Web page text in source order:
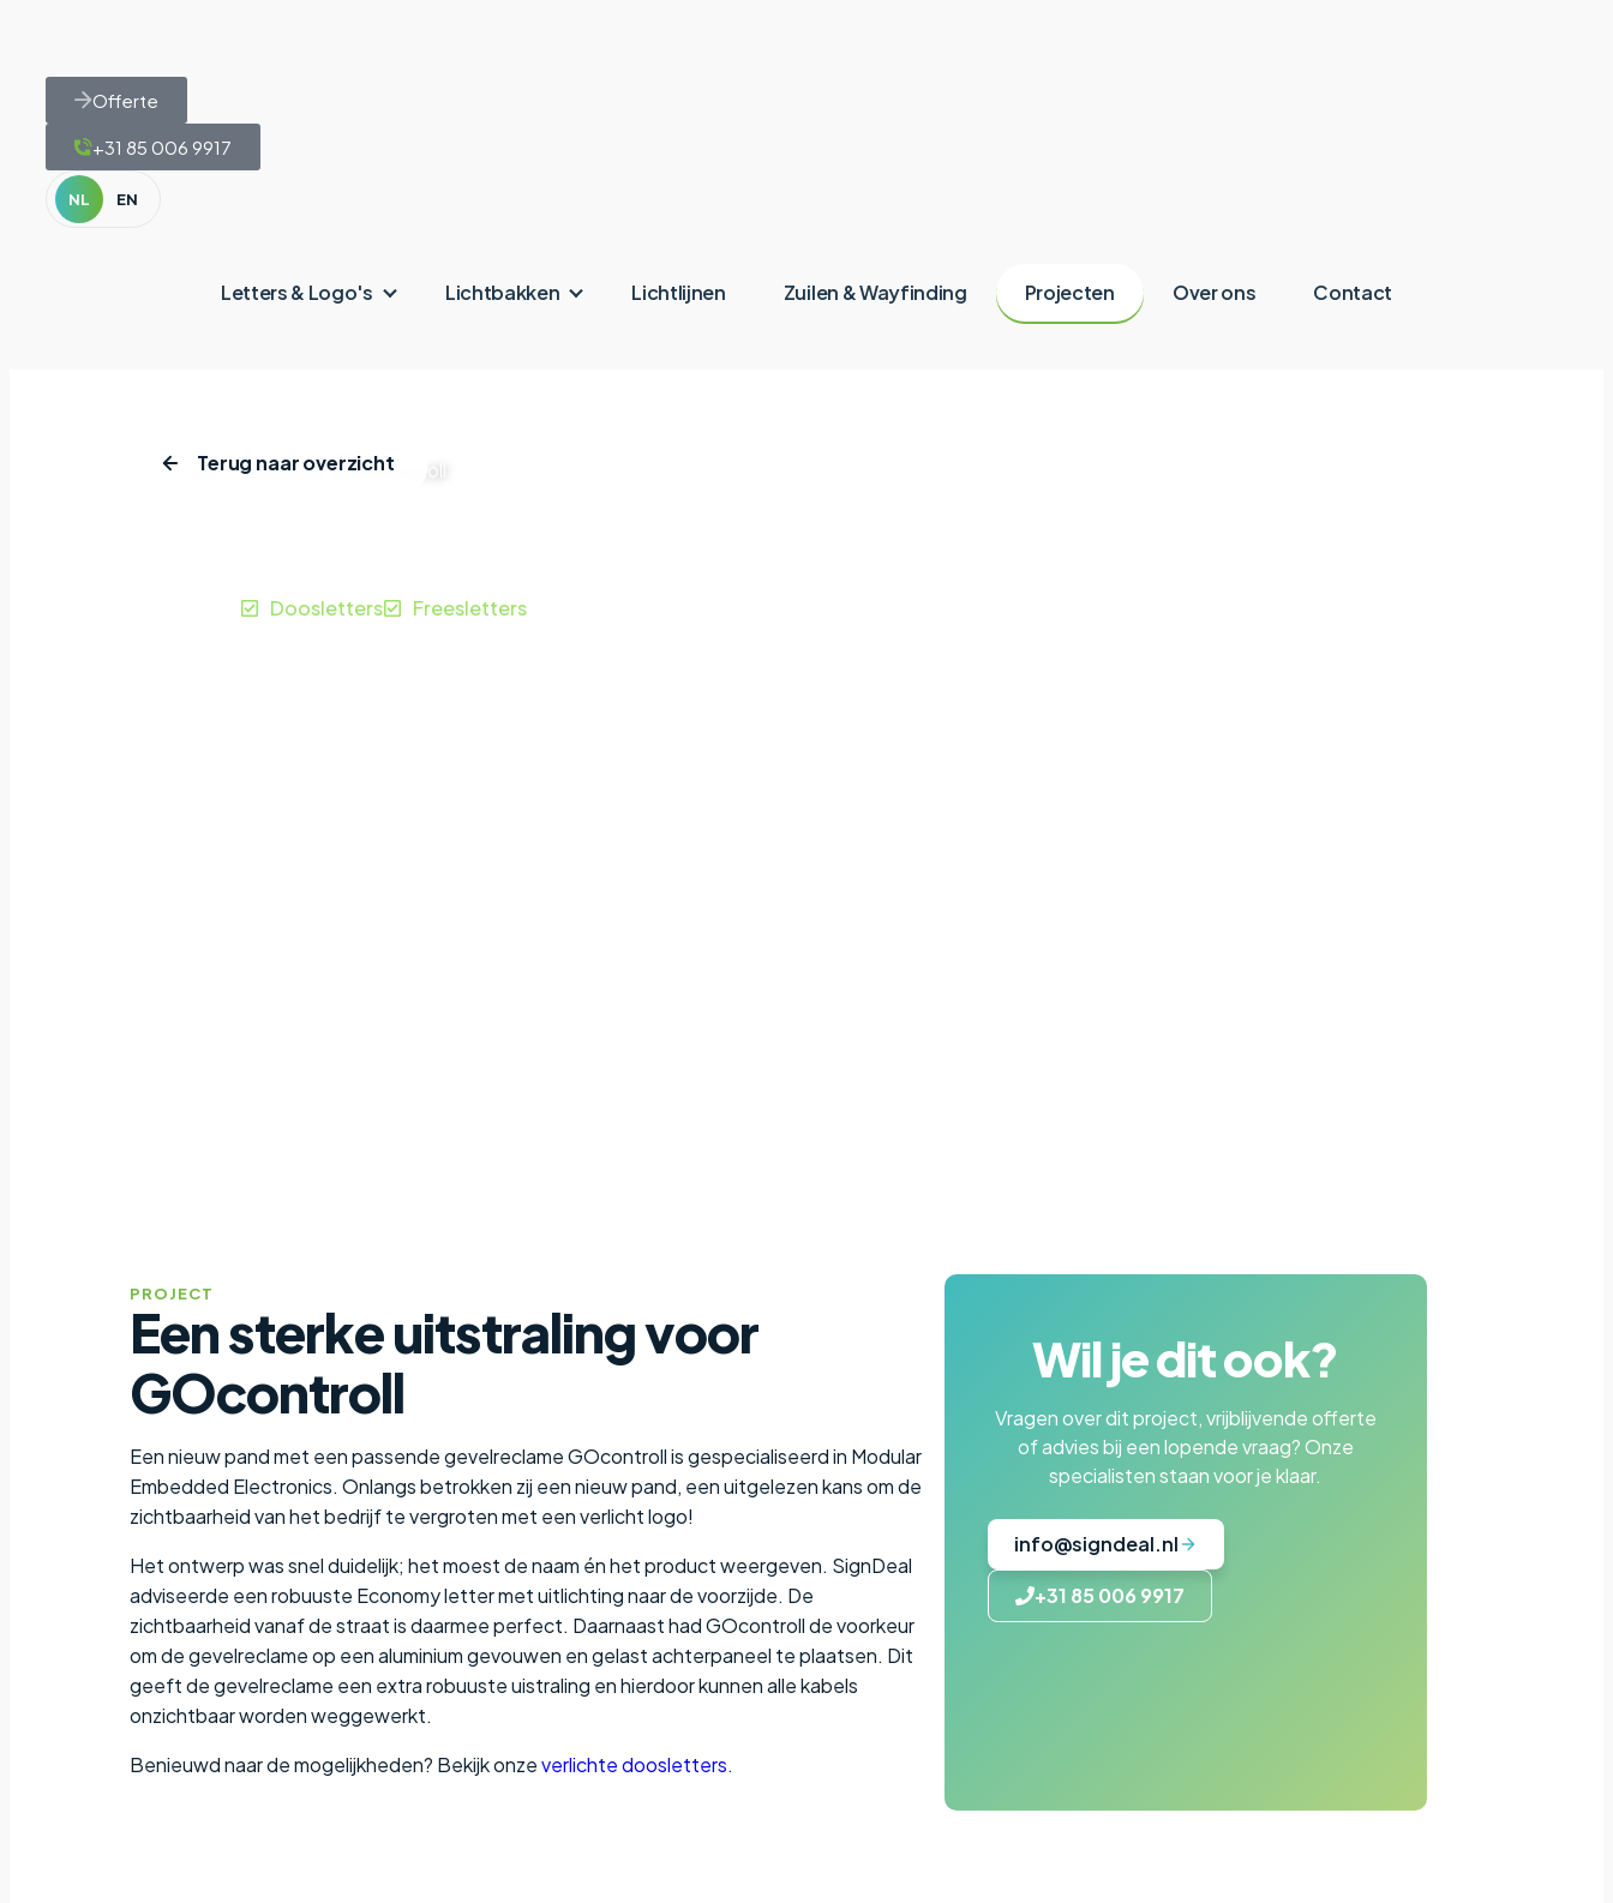
Offerte
+31 85 006 9917
NL EN
Letters & Logo's Lichtbakken Lichtlijnen Zuilen & Wayfinding Projecten Over ons Contact
Terug naar overzicht
Home|Projecten|GOcontroll
Doosletters Freesletters
PROJECT
Een sterke uitstraling voor
GOcontroll
Een nieuw pand met een passende gevelreclame GOcontroll is gespecialiseerd in Modular
Embedded Electronics. Onlangs betrokken zij een nieuw pand, een uitgelezen kans om de
zichtbaarheid van het bedrijf te vergroten met een verlicht logo!
Het ontwerp was snel duidelijk; het moest de naam én het product weergeven. SignDeal
adviseerde een robuuste Economy letter met uitlichting naar de voorzijde. De
zichtbaarheid vanaf de straat is daarmee perfect. Daarnaast had GOcontroll de voorkeur
om de gevelreclame op een aluminium gevouwen en gelast achterpaneel te plaatsen. Dit
geeft de gevelreclame een extra robuuste uistraling en hierdoor kunnen alle kabels
onzichtbaar worden weggewerkt.
Benieuwd naar de mogelijkheden? Bekijk onzeverlichte doosletters.
Wil je dit ook?
Vragen over dit project, vrijblijvende offerte
of advies bij een lopende vraag? Onze
specialisten staan voor je klaar.
info@signdeal.nl
+31 85 006 9917